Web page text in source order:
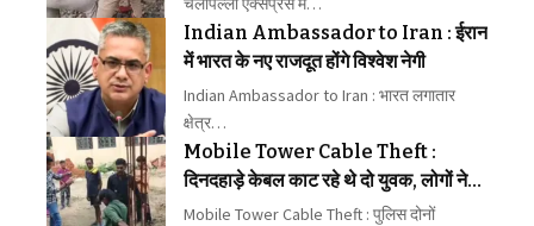
Indian Ambassador to Iran : ईरान
में भारत के नए राजदूत होंगे विश्वेश नेगी
Indian Ambassador to Iran : भारत लगातार
क्षेत्र…
Mobile Tower Cable Theft :
दिनदहाड़े केबल काट रहे थे दो युवक, लोगों ने
दबोचकर पुलिस को सौंपा
Mobile Tower Cable Theft : पुलिस दोनों